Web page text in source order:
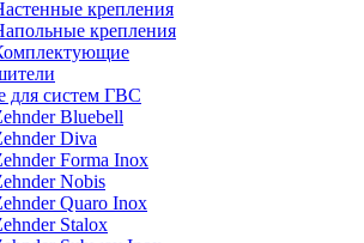
крепления
крепления
для систем ГВС
Bluebell
Diva
Forma Inox
Nobis
Quaro Inox
Stalox